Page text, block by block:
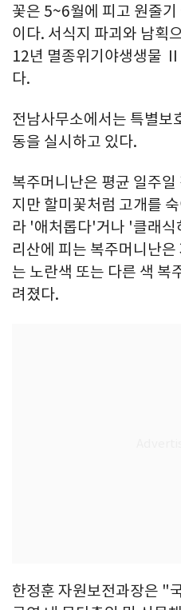
꽃은 5~6월에 피고 원줄
이다. 서식지 파괴와 남획
12년 멸종위기야생생물
다.
전남사무소에서는 특별보
동을 실시하고 있다.
복주머니난은 평균 일주
지만 할미꽃처럼 고개를
라 '애처롭다'거나 '클래식
리산에 피는 복주머니난
는 노란색 또는 다른 색 복
려졌다.
한정훈 자원보전과장은 "